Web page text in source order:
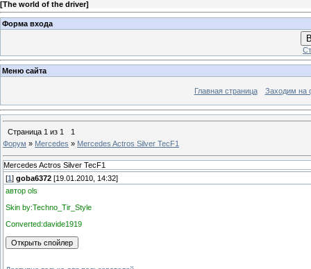
[The world of the driver]
Форма входа
Меню сайта
Главная страница Заходим на
Страница 1 из 1
1
Форум » Mercedes » Mercedes Actros Silver TecF1
Mercedes Actros Silver TecF1
[1 ] goba6372 [19.01.2010, 14:32]
автор ols
Skin by:Techno_Tir_Style
Converted:davide1919